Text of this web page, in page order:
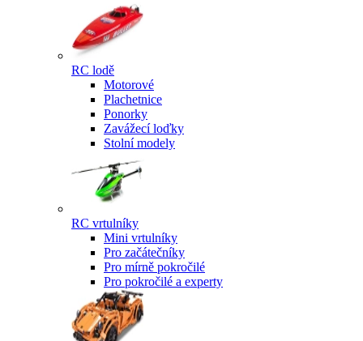
RC lodě
Motorové
Plachetnice
Ponorky
Zavážecí loďky
Stolní modely
RC vrtulníky
Mini vrtulníky
Pro začátečníky
Pro mírně pokročilé
Pro pokročilé a experty